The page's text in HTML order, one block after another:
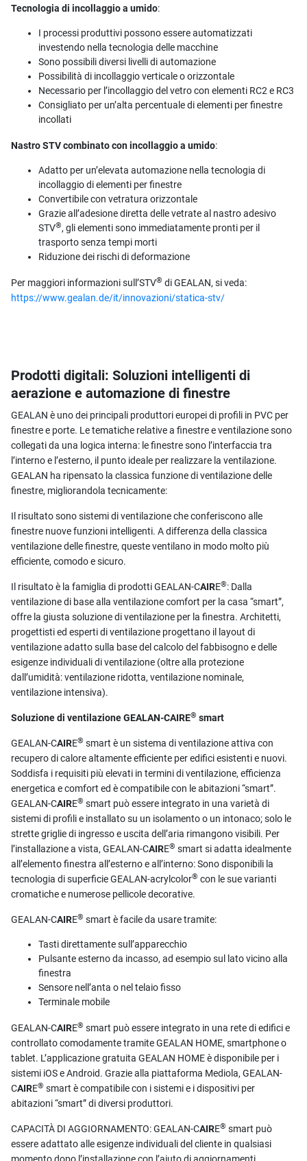
Tecnologia di incollaggio a umido:
I processi produttivi possono essere automatizzati
investendo nella tecnologia delle macchine
Sono possibili diversi livelli di automazione
Possibilità di incollaggio verticale o orizzontale
Necessario per l’incollaggio del vetro con elementi RC2 e RC3
Consigliato per un’alta percentuale di elementi per finestre
incollati
Nastro STV combinato con incollaggio a umido:
Adatto per un’elevata automazione nella tecnologia di
incollaggio di elementi per finestre
Convertibile con vetratura orizzontale
Grazie all’adesione diretta delle vetrate al nastro adesivo
STV®, gli elementi sono immediatamente pronti per il
trasporto senza tempi morti
Riduzione dei rischi di deformazione
Per maggiori informazioni sull’STV® di GEALAN, si veda:
https://www.gealan.de/it/innovazioni/statica-stv/
Prodotti digitali: Soluzioni intelligenti di
aerazione e automazione di finestre
GEALAN è uno dei principali produttori europei di profili in PVC per
finestre e porte. Le tematiche relative a finestre e ventilazione sono
collegati da una logica interna: le finestre sono l’interfaccia tra
l’interno e l’esterno, il punto ideale per realizzare la ventilazione.
GEALAN ha ripensato la classica funzione di ventilazione delle
finestre, migliorandola tecnicamente:
Il risultato sono sistemi di ventilazione che conferiscono alle
finestre nuove funzioni intelligenti. A differenza della classica
ventilazione delle finestre, queste ventilano in modo molto più
efficiente, comodo e sicuro.
Il risultato è la famiglia di prodotti GEALAN-CAIRE®: Dalla
ventilazione di base alla ventilazione comfort per la casa “smart”,
offre la giusta soluzione di ventilazione per la finestra. Architetti,
progettisti ed esperti di ventilazione progettano il layout di
ventilazione adatto sulla base del calcolo del fabbisogno e delle
esigenze individuali di ventilazione (oltre alla protezione
dall’umidità: ventilazione ridotta, ventilazione nominale,
ventilazione intensiva).
Soluzione di ventilazione GEALAN-CAIRE® smart
GEALAN-CAIRE® smart è un sistema di ventilazione attiva con
recupero di calore altamente efficiente per edifici esistenti e nuovi.
Soddisfa i requisiti più elevati in termini di ventilazione, efficienza
energetica e comfort ed è compatibile con le abitazioni “smart”.
GEALAN-CAIRE® smart può essere integrato in una varietà di
sistemi di profili e installato su un isolamento o un intonaco; solo le
strette griglie di ingresso e uscita dell’aria rimangono visibili. Per
l’installazione a vista, GEALAN-CAIRE® smart si adatta idealmente
all’elemento finestra all’esterno e all’interno: Sono disponibili la
tecnologia di superficie GEALAN-acrylcolor® con le sue varianti
cromatiche e numerose pellicole decorative.
GEALAN-CAIRE® smart è facile da usare tramite:
Tasti direttamente sull’apparecchio
Pulsante esterno da incasso, ad esempio sul lato vicino alla
finestra
Sensore nell’anta o nel telaio fisso
Terminale mobile
GEALAN-CAIRE® smart può essere integrato in una rete di edifici e
controllato comodamente tramite GEALAN HOME, smartphone o
tablet. L’applicazione gratuita GEALAN HOME è disponibile per i
sistemi iOS e Android. Grazie alla piattaforma Mediola, GEALAN-
CAIRE® smart è compatibile con i sistemi e i dispositivi per
abitazioni “smart” di diversi produttori.
CAPACITÀ DI AGGIORNAMENTO: GEALAN-CAIRE® smart può
essere adattato alle esigenze individuali del cliente in qualsiasi